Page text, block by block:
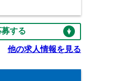
する
他の求人情報を見る